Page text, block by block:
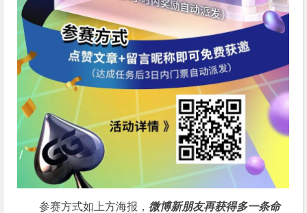
参赛方式如上方海报， 微博新朋友再获得多一条命